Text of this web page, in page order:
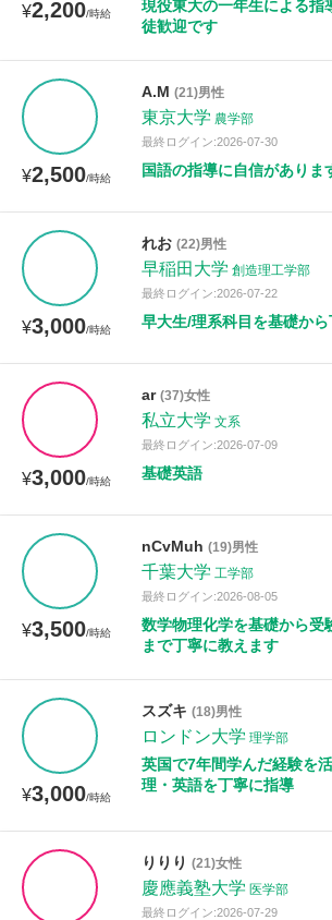
¥2,200/時給
現役東大の一年生による指
徒歓迎です
¥2,500/時給
A.M (21)男性
東京大学 農学部
最終ログイン:2026-07-30
国語の指導に自信がありま
¥3,000/時給
れお (22)男性
早稲田大学 創造理工学部
最終ログイン:2026-07-22
早大生/理系科目を基礎から
¥3,000/時給
ar (37)女性
私立大学 文系
最終ログイン:2026-07-09
基礎英語
¥3,500/時給
nCvMuh (19)男性
千葉大学 工学部
最終ログイン:2026-08-05
数学物理化学を基礎から受
まで丁寧に教えます
¥3,000/時給
スズキ (18)男性
ロンドン大学 理学部
英国で7年間学んだ経験を
理・英語を丁寧に指導
りりり (21)女性
慶應義塾大学 医学部
最終ログイン:2026-07-29